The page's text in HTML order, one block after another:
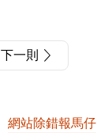
下一則
網站除錯報馬仔